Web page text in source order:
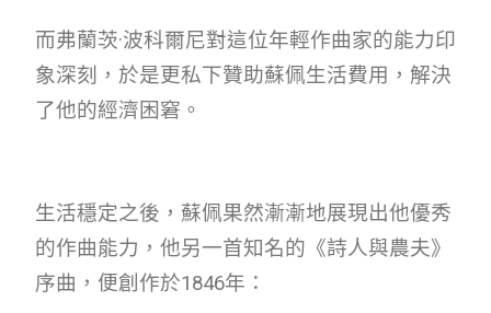
而弗蘭茨·波科爾尼對這位年輕作曲家的能力印
象深刻，於是更私下贊助蘇佩生活費用，解決
了他的經濟困窘。
生活穩定之後，蘇佩果然漸漸地展現出他優秀
的作曲能力，他另一首知名的《詩人與農夫》
序曲，便創作於1846年：